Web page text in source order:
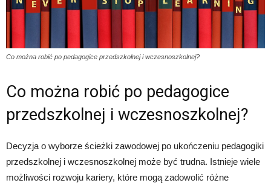
Co można robić po pedagogice przedszkolnej i wczesnoszkolnej?
Co można robić po pedagogice
przedszkolnej i wczesnoszkolnej?
Decyzja o wyborze ścieżki zawodowej po ukończeniu pedagogiki
przedszkolnej i wczesnoszkolnej może być trudna. Istnieje wiele
możliwości rozwoju kariery, które mogą zadowolić różne